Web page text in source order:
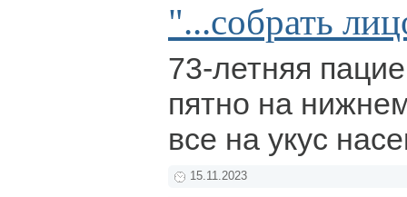
"...собрать
73-летняя
пятно на
все на укус
15.11.2023